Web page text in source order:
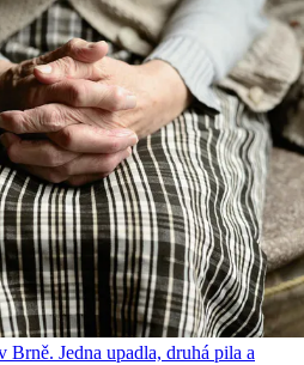
Jedna upadla, druhá pila a